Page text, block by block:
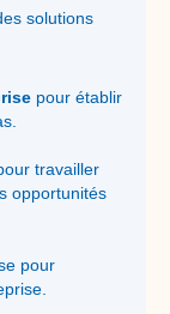
solutions
pour établir
travailler
opportunités
pour